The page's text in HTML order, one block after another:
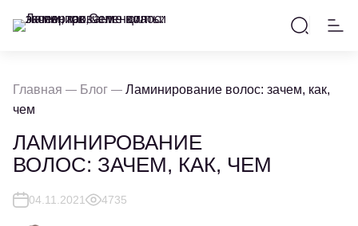
Главная Блог
Ламинирование волос: зачем, как,
чем
ЛАМИНИРОВАНИЕ
ВОЛОС: ЗАЧЕМ, КАК, ЧЕМ
04.11.2021 4735